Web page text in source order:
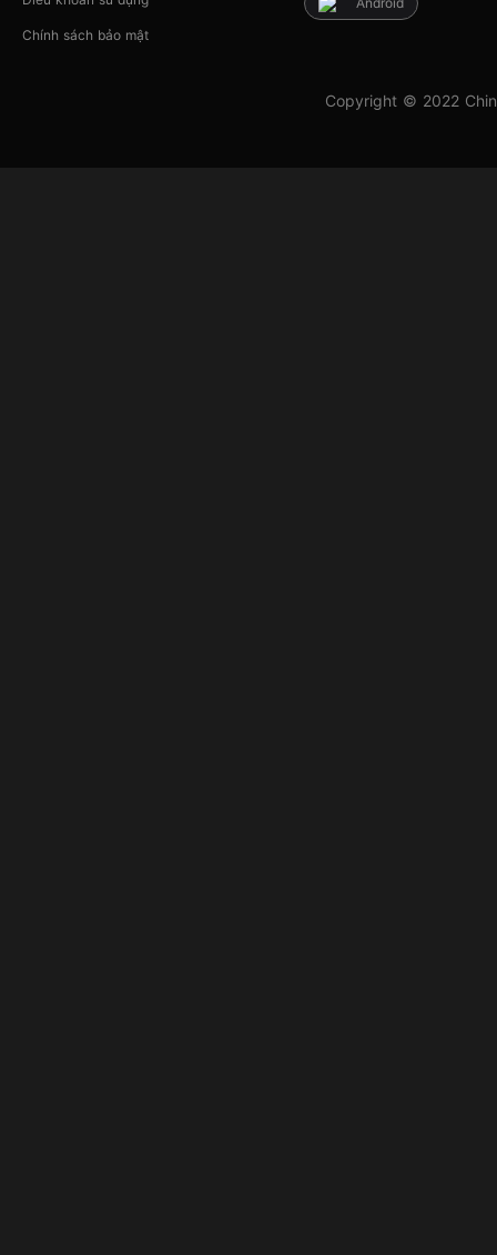
Chính sách bảo mật
Copyright © 2022